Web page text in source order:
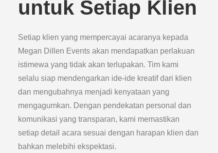
untuk Setiap Klien
Setiap klien yang mempercayai acaranya kepada
Megan Dillen Events akan mendapatkan perlakuan
istimewa yang tidak akan terlupakan. Tim kami
selalu siap mendengarkan ide-ide kreatif dari klien
dan mengubahnya menjadi kenyataan yang
mengagumkan. Dengan pendekatan personal dan
komunikasi yang transparan, kami memastikan
setiap detail acara sesuai dengan harapan klien dan
bahkan melebihi ekspektasi.